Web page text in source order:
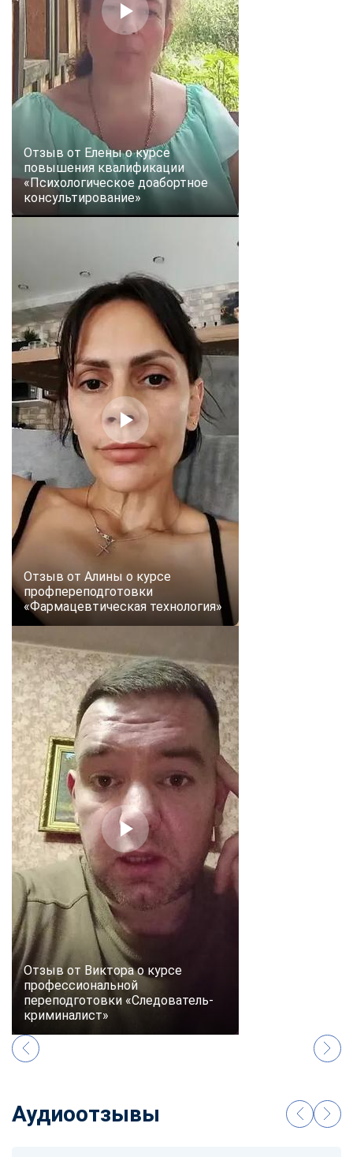
Отзыв от Елены о курсе
повышения квалификации
«Психологическое доабортное
консультирование»
Отзыв от Алины о курсе
профпереподготовки
«Фармацевтическая технология»
Отзыв от Виктора о курсе
профессиональной
переподготовки «Следователь-
криминалист»
Аудиоотзывы